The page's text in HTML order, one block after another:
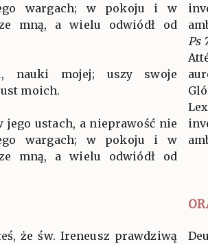
wargach; w pokoju i w
mną, a wielu odwiódł od
nauki mojej; uszy swoje
moich.
jego ustach, a nieprawość nie
wargach; w pokoju i w
mną, a wielu odwiódł od
Ps
że św. Ireneusz prawdziwą